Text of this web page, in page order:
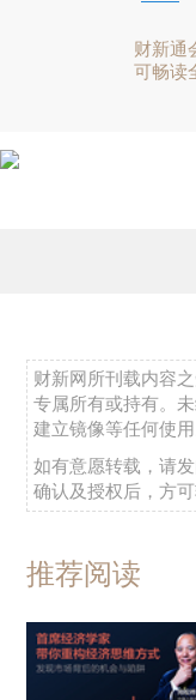
财新通
可畅读
财新网所刊载内容
专属所有或持有。
建立镜像等任何使用
如有意愿转载，请
确认及授权后，方可
推荐阅读